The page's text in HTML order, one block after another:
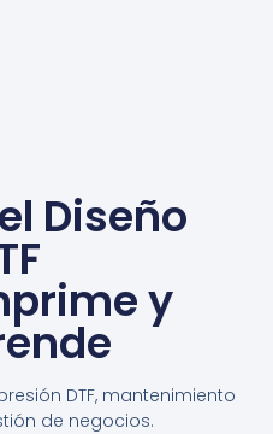
Diseño
y
DTF, mantenimiento
de negocios.